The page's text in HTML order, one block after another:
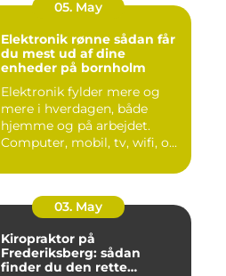
05. May
Elektronik rønne sådan får
du mest ud af dine
enheder på bornholm
Elektronik fylder mere og
mere i hverdagen, både
hjemme og på arbejdet.
Computer, mobil, tv, wifi, o...
03. May
Kiropraktor på
Frederiksberg: sådan
finder du den rette